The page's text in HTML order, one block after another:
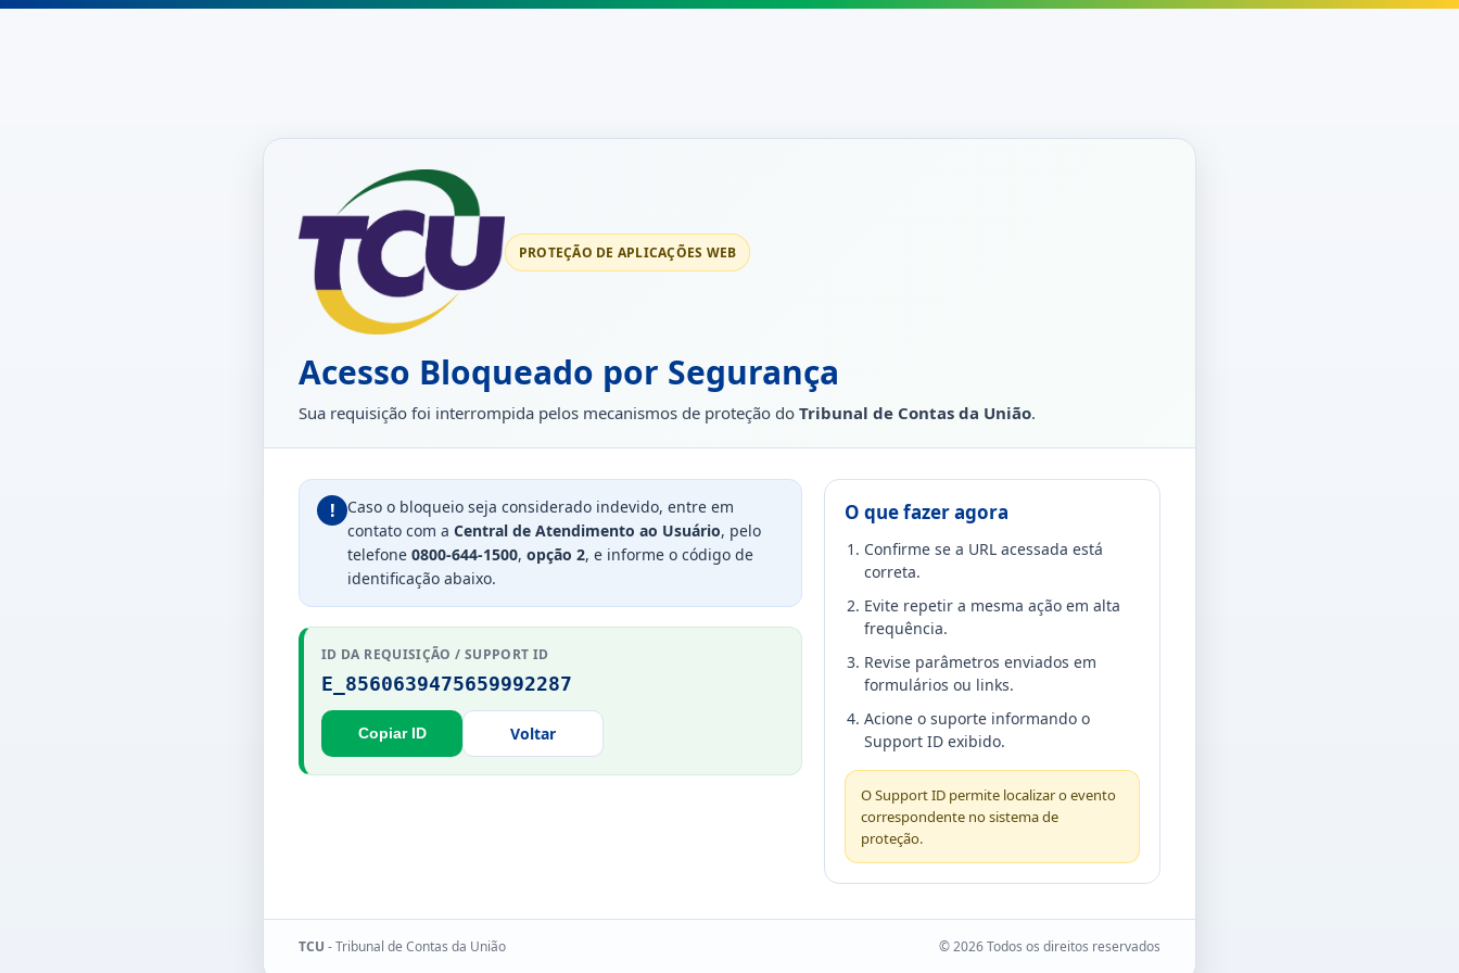
PROTEÇÃO DE APLICAÇÕES WEB
Acesso Bloqueado por Segurança
Sua requisição foi interrompida pelos mecanismos de proteção do Tribunal de Contas da União.
!
Caso o bloqueio seja considerado indevido, entre em
contato com a Central de Atendimento ao Usuário, pelo
telefone 0800-644-1500, opção 2, e informe o código de
identificação abaixo.
ID DA REQUISIÇÃO / SUPPORT ID
E_8560639475659992287
Copiar ID Voltar
O que fazer agora
Confirme se a URL acessada está
correta.
Evite repetir a mesma ação em alta
frequência.
Revise parâmetros enviados em
formulários ou links.
Acione o suporte informando o
Support ID exibido.
O Support ID permite localizar o evento
correspondente no sistema de
proteção.
TCU - Tribunal de Contas da União © 2026 Todos os direitos reservados